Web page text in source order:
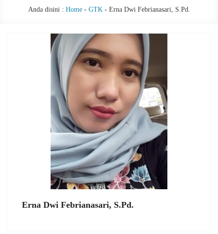
Anda disini : Home- GTK- Erna Dwi Febrianasari, S.Pd.
Erna Dwi Febrianasari, S.Pd.